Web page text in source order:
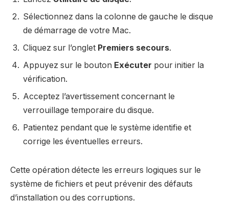
Sélectionnez dans la colonne de gauche le disque
de démarrage de votre Mac.
Cliquez sur l’onglet Premiers secours.
Appuyez sur le bouton Exécuter pour initier la
vérification.
Acceptez l’avertissement concernant le
verrouillage temporaire du disque.
Patientez pendant que le système identifie et
corrige les éventuelles erreurs.
Cette opération détecte les erreurs logiques sur le
système de fichiers et peut prévenir des défauts
d’installation ou des corruptions.